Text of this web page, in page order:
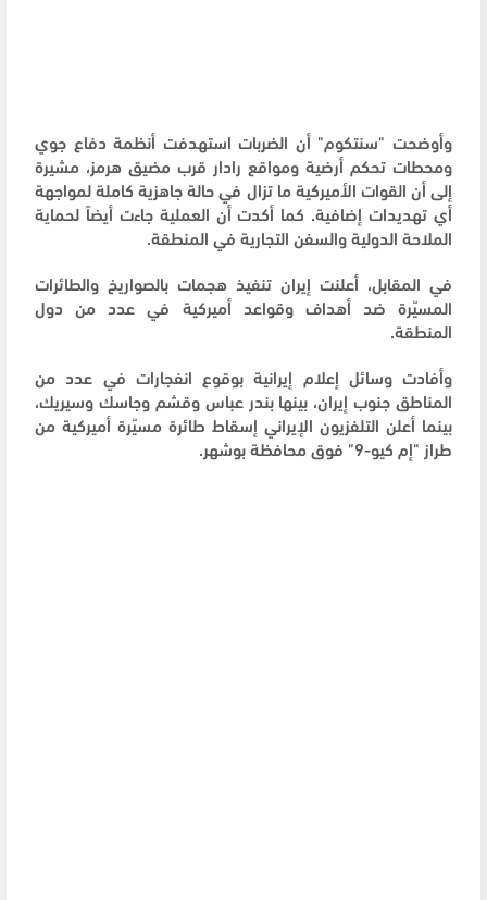
وأوضحت "سنتكوم" أن الضربات استهدفت أنظمة دفاع جوي
ومحطات تحكم أرضية ومواقع رادار قرب مضيق هرمز، مشيرة
إلى أن القوات الأميركية ما تزال في حالة جاهزية كاملة لمواجهة
أي تهديدات إضافية. كما أكدت أن العملية جاءت أيضاً لحماية
الملاحة الدولية والسفن التجارية في المنطقة.
في المقابل، أعلنت إيران تنفيذ هجمات بالصواريخ والطائرات
المسيّرة ضد أهداف وقواعد أميركية في عدد من دول
المنطقة.
وأفادت وسائل إعلام إيرانية بوقوع انفجارات في عدد من
المناطق جنوب إيران، بينها بندر عباس وقشم وجاسك وسيريك،
بينما أعلن التلفزيون الإيراني إسقاط طائرة مسيّرة أميركية من
طراز "إم كيو-9" فوق محافظة بوشهر.